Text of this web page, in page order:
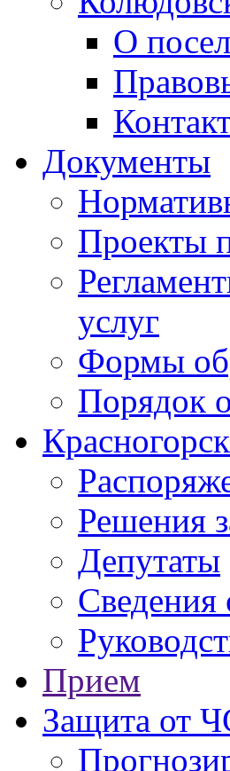
О
Документы
Проекты
услуг
Формы
Порядок
Решения
Депутаты
Сведения
Прием
Защита от